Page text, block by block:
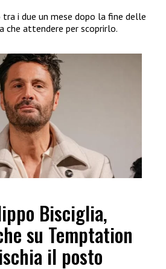
tra i due un mese dopo la fine delle
che attendere per scoprirlo.
Bisciglia,
su Temptation
il posto